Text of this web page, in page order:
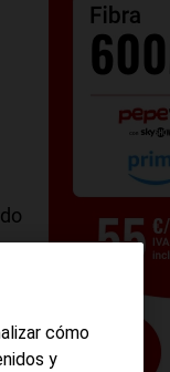
cómo
y